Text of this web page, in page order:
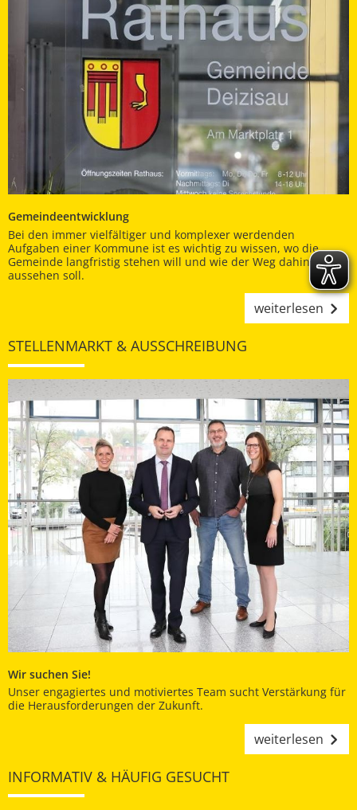
Gemeindeentwicklung
Bei den immer vielfältiger und komplexer werdenden
Aufgaben einer Kommune ist es wichtig zu wissen, wo die
Gemeinde langfristig stehen will und wie der Weg dahin
aussehen soll.
weiterlesen
STELLENMARKT & AUSSCHREIBUNG
Wir suchen Sie!
Unser engagiertes und motiviertes Team sucht Verstärkung für
die Herausforderungen der Zukunft.
weiterlesen
INFORMATIV & HÄUFIG GESUCHT